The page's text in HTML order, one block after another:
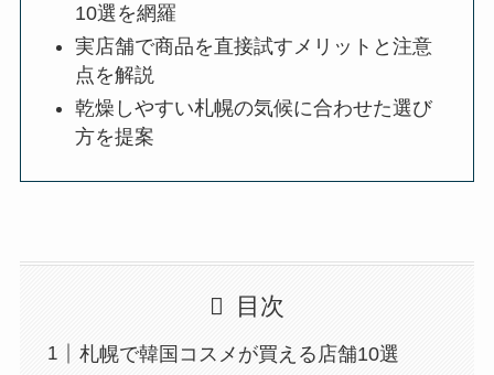
10選を網羅
実店舗で商品を直接試すメリットと注意
点を解説
乾燥しやすい札幌の気候に合わせた選び
方を提案
目次
札幌で韓国コスメが買える店舗10選